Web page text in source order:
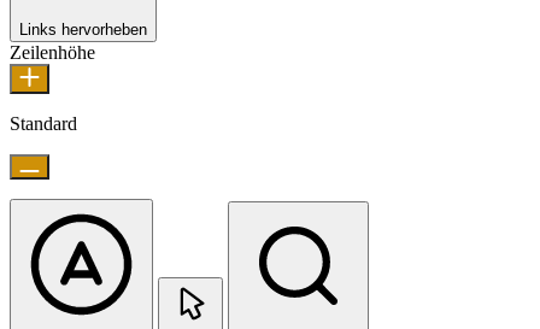
Links hervorheben
Zeilenhöhe
Standard